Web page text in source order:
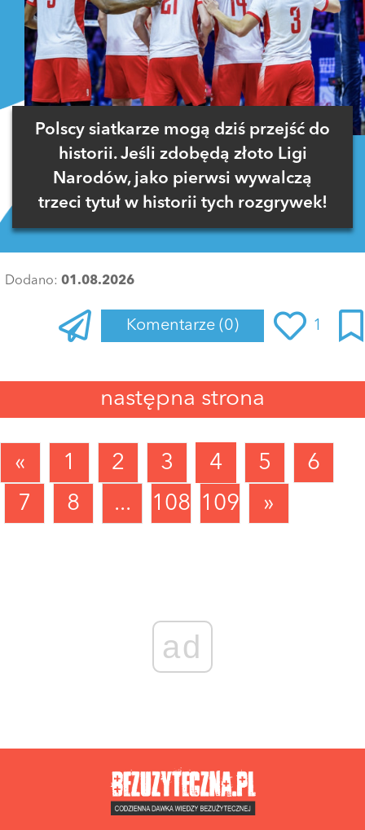
Polscy siatkarze mogą dziś przejść do
historii. Jeśli zdobędą złoto Ligi
Narodów, jako pierwsi wywalczą
trzeci tytuł w historii tych rozgrywek!
Dodano: 01.08.2026
Komentarze (0) 1
następna strona
« 1 2 3 4 5
6
7
8 ... 10891090 »
ad